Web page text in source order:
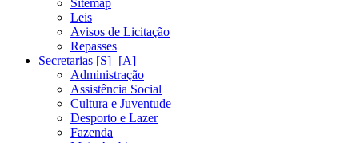
Sitemap
Leis
Avisos de Licitação
Repasses
Secretarias [S]
Administração
Assistência Social
Cultura e Juventude
Desporto e Lazer
Fazenda